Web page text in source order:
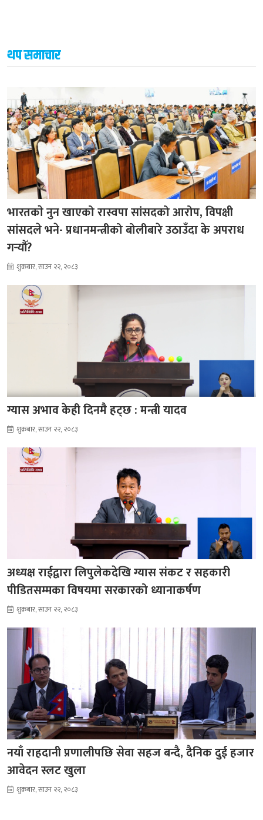
थप समाचार
भारतकाे नुन खाएको रास्वपा सांसदको आरोप, विपक्षी
सांसदले भने- प्रधानमन्त्रीको बोलीबारे उठाउँदा के अपराध
गर्‍यौँ?
शुक्रबार, साउन २२, २०८३
ग्यास अभाव केही दिनमै हट्छ : मन्त्री यादव
शुक्रबार, साउन २२, २०८३
अध्यक्ष राईद्वारा लिपुलेकदेखि ग्यास संकट र सहकारी
पीडितसम्मका विषयमा सरकारको ध्यानाकर्षण
शुक्रबार, साउन २२, २०८३
नयाँ राहदानी प्रणालीपछि सेवा सहज बन्दै, दैनिक दुई हजार
आवेदन स्लट खुला
शुक्रबार, साउन २२, २०८३